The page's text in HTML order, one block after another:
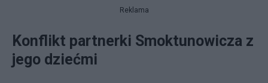
Reklama
Konflikt partnerki Smoktunowicza z
jego dziećmi